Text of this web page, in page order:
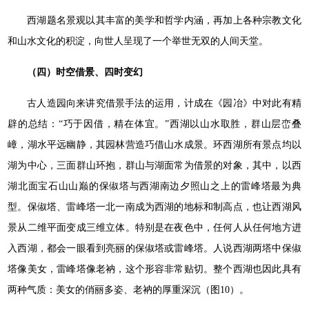
西湖题名景观以其丰富的美学和哲学内涵，再加上各种宗教文化
和山水文化的积淀，向世人呈现了一个举世无双的人间天堂。
（四）时空借景、四时变幻
古人造园向来讲究借景手法的运用，计成在《园冶》中对此有精
辟的总结：“巧于因借，精在体宜。”西湖以山水取胜，群山层峦叠
嶂，湖水平远幽静，其园林营造巧借山水成景。环西湖所有景点均以
湖为中心，三面群山环抱，群山与湖面常为借景的对象，其中，以西
湖北面宝石山山巅的保俶塔与西湖南边夕照山之上的雷峰塔最为典
型。保俶塔、雷峰塔一北一南成为西湖的地标和制高点，也让西湖风
景从二维平面变成三维立体。特别是在夜色中，任何人从任何地方进
入西湖，都会一眼看到亮丽的保俶塔或雷峰塔。人说西湖两塔中保俶
塔像美女，雷峰塔像老衲，这个形容非常贴切。整个西湖也因此具有
两种气质：美女的俏丽多姿、老衲的厚重深沉（图10）。